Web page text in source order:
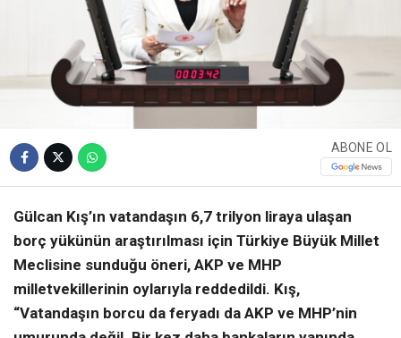
ABONE OL
Gülcan Kış’ın vatandaşın 6,7 trilyon liraya ulaşan
borç yükünün araştırılması için Türkiye Büyük Millet
Meclisine sunduğu öneri, AKP ve MHP
milletvekillerinin oylarıyla reddedildi. Kış,
“Vatandaşın borcu da feryadı da AKP ve MHP’nin